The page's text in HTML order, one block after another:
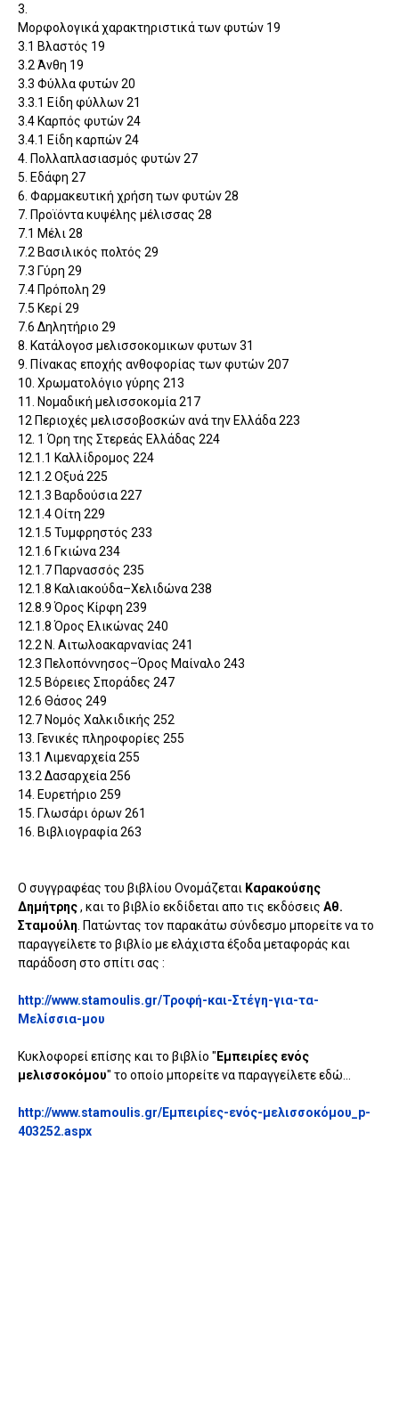
3.
Μορφολογικά χαρακτηριστικά των φυτών 19
3.1 Βλαστός 19
3.2 Άνθη 19
3.3 Φύλλα φυτών20
3.3.1 Είδη φύλλων21
3.4 Καρπός φυτών24
3.4.1 Είδη καρπών24
4. Πολλαπλασιασμός φυτών 27
5. Εδάφη 27
6. Φαρμακευτική χρήση των φυτών 28
7. Προϊόντα κυψέλης μέλισσας 28
7.1 Μέλι 28
7.2 Βασιλικός πολτός 29
7.3 Γύρη 29
7.4 Πρόπολη 29
7.5 Κερί 29
7.6 Δηλητήριο 29
8. Κατάλογοσ μελισσοκομικων φυτων 31
9. Πίνακας εποχής ανθοφορίας των φυτών 207
10. Χρωματολόγιο γύρης 213
11. Νομαδική μελισσοκομία 217
12 Περιοχές μελισσοβοσκών ανά την Ελλάδα 223
12. 1 Όρη της Στερεάς Ελλάδας 224
12.1.1 Καλλίδρομος 224
12.1.2 Οξυά 225
12.1.3 Βαρδούσια 227
12.1.4 Οίτη 229
12.1.5 Τυμφρηστός 233
12.1.6 Γκιώνα 234
12.1.7 Παρνασσός 235
12.1.8 Καλιακούδα–Χελιδώνα 238
12.8.9 Όρος Κίρφη 239
12.1.8 Όρος Ελικώνας 240
12.2 Ν. Αιτωλοακαρνανίας 241
12.3 Πελοπόννησος–Όρος Μαίναλο 243
12.5 Βόρειες Σποράδες 247
12.6 Θάσος 249
12.7 Νομός Χαλκιδικής 252
13. Γενικές πληροφορίες 255
13.1 Λιμεναρχεία 255
13.2 Δασαρχεία 256
14. Ευρετήριο 259
15. Γλωσάρι όρων 261
16. Βιβλιογραφία 263
Ο συγγραφέας του βιβλίου Ονομάζεται Καρακούσης
Δημήτρης, και το βιβλίο εκδίδεται απο τις εκδόσεις Αθ.
Σταμούλη . Πατώντας τον παρακάτω σύνδεσμο μπορείτε να το
παραγγείλετε το βιβλίο με ελάχιστα έξοδα μεταφοράς και
παράδοση στο σπίτι σας :
http://www.stamoulis.gr/Τροφή-και-Στέγη-για-τα-
Μελίσσια-μου
Κυκλοφορεί επίσης και το βιβλίο "Εμπειρίες ενός
μελισσοκόμου" το οποίο μπορείτε να παραγγείλετε εδώ...
http://www.stamoulis.gr/Εμπειρίες-ενός-μελισσοκόμου_p-
403252.aspx